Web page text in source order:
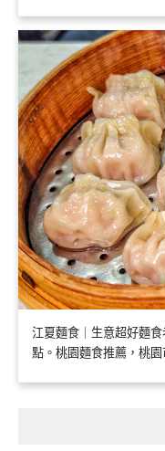
江夏麵食｜生意超好麵
點。桃園麵食推薦，桃